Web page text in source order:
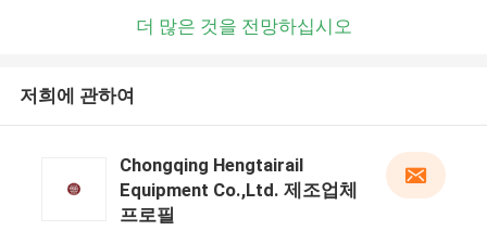
더 많은 것을 전망하십시오
저희에 관하여
Chongqing Hengtairail
Equipment Co.,Ltd. 제조업체
프로필